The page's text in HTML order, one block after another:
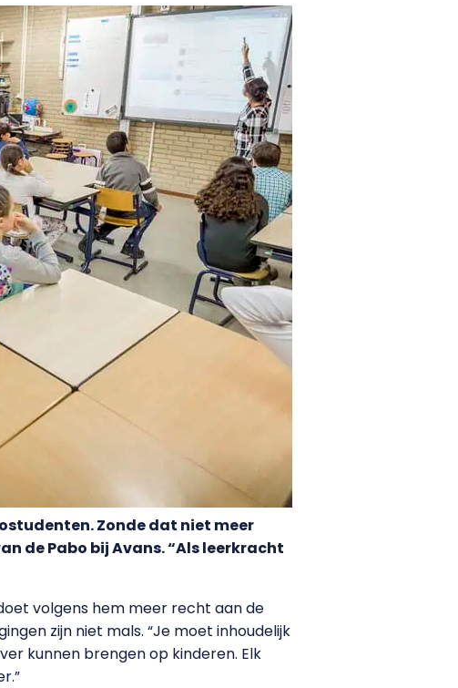
Zonde dat niet meer
de Pabo bij Avans. “Als leerkracht
volgens hem meer recht aan de
zijn niet mals. “Je moet inhoudelijk
kunnen brengen op kinderen. Elk